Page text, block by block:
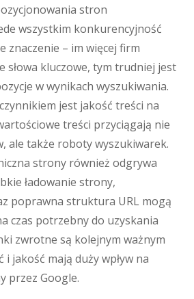
stron
wszystkim konkurencyjność
znaczenie – im więcej firm
słowa kluczowe, tym trudniej jest
w wynikach wyszukiwania.
jest jakość treści na
treści przyciągają nie
ale także roboty wyszukiwarek.
strony również odgrywa
ładowanie strony,
poprawna struktura URL mogą
czas potrzebny do uzyskania
zwrotne są kolejnym ważnym
i jakość mają duży wpływ na
przez Google.